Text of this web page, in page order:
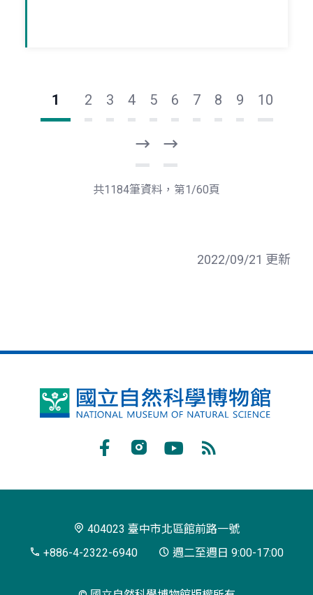
1 2 3 4 5 6 7 8 9 10
一
頁
後
一
共1184筆資料，第1/60頁
2022/09/21 更新
國
博
閱
404023 臺中市北區館前路一號
+886-4-2322-6940
週二至週日 9:00-17:00